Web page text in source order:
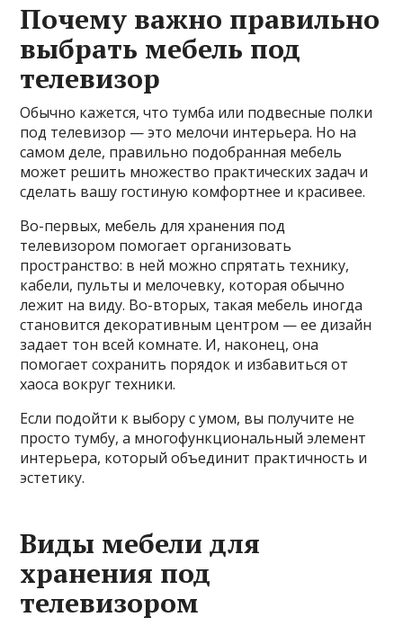
Почему важно правильно
выбрать мебель под
телевизор
Обычно кажется, что тумба или подвесные полки
под телевизор — это мелочи интерьера. Но на
самом деле, правильно подобранная мебель
может решить множество практических задач и
сделать вашу гостиную комфортнее и красивее.
Во-первых, мебель для хранения под
телевизором помогает организовать
пространство: в ней можно спрятать технику,
кабели, пульты и мелочевку, которая обычно
лежит на виду. Во-вторых, такая мебель иногда
становится декоративным центром — ее дизайн
задает тон всей комнате. И, наконец, она
помогает сохранить порядок и избавиться от
хаоса вокруг техники.
Если подойти к выбору с умом, вы получите не
просто тумбу, а многофункциональный элемент
интерьера, который объединит практичность и
эстетику.
Виды мебели для
хранения под
телевизором